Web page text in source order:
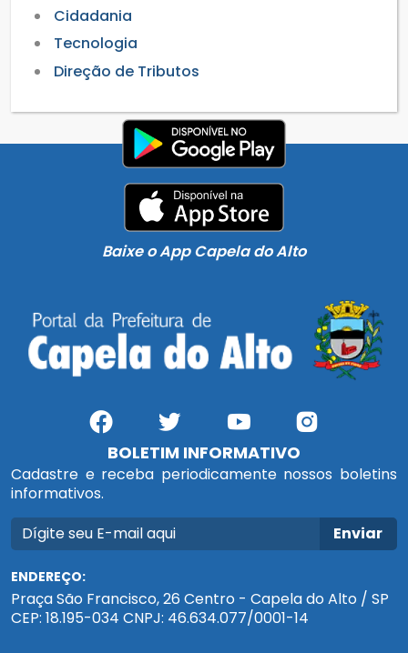
Cidadania
Tecnologia
Direção de Tributos
Baixe o App Capela do Alto
BOLETIM INFORMATIVO
Cadastre e receba periodicamente nossos boletins
informativos.
Enviar
ENDEREÇO:
Praça São Francisco, 26 Centro - Capela do Alto / SP
CEP: 18.195-034 CNPJ: 46.634.077/0001-14